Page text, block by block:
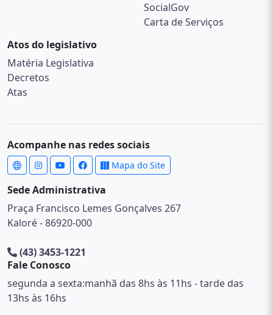
SocialGov
Carta de Serviços
Atos do legislativo
Matéria Legislativa
Decretos
Atas
Acompanhe nas redes sociais
Mapa do Site
Sede Administrativa
Praça Francisco Lemes Gonçalves 267
Kaloré - 86920-000
(43) 3453-1221
Fale Conosco
segunda a sexta:manhã das 8hs às 11hs - tarde das
13hs às 16hs